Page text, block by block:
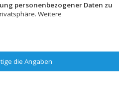
personenbezogener Daten zu
Weitere